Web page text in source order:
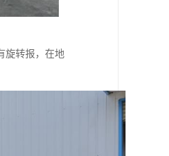
旋转报，在地